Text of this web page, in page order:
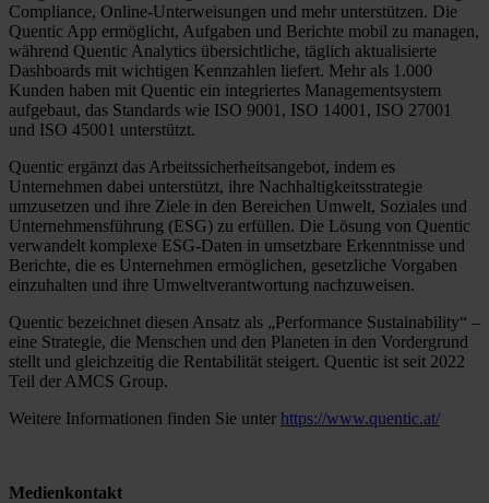
Compliance, Online-Unterweisungen und mehr unterstützen. Die
Quentic App ermöglicht, Aufgaben und Berichte mobil zu managen,
während Quentic Analytics übersichtliche, täglich aktualisierte
Dashboards mit wichtigen Kennzahlen liefert. Mehr als 1.000
Kunden haben mit Quentic ein integriertes Managementsystem
aufgebaut, das Standards wie ISO 9001, ISO 14001, ISO 27001
und ISO 45001 unterstützt.
Quentic ergänzt das Arbeitssicherheitsangebot, indem es
Unternehmen dabei unterstützt, ihre Nachhaltigkeitsstrategie
umzusetzen und ihre Ziele in den Bereichen Umwelt, Soziales und
Unternehmensführung (ESG) zu erfüllen. Die Lösung von Quentic
verwandelt komplexe ESG-Daten in umsetzbare Erkenntnisse und
Berichte, die es Unternehmen ermöglichen, gesetzliche Vorgaben
einzuhalten und ihre Umweltverantwortung nachzuweisen.
Quentic bezeichnet diesen Ansatz als „Performance Sustainability“ –
eine Strategie, die Menschen und den Planeten in den Vordergrund
stellt und gleichzeitig die Rentabilität steigert. Quentic ist seit 2022
Teil der AMCS Group.
Weitere Informationen finden Sie unter https://www.quentic.at/
Medienkontakt